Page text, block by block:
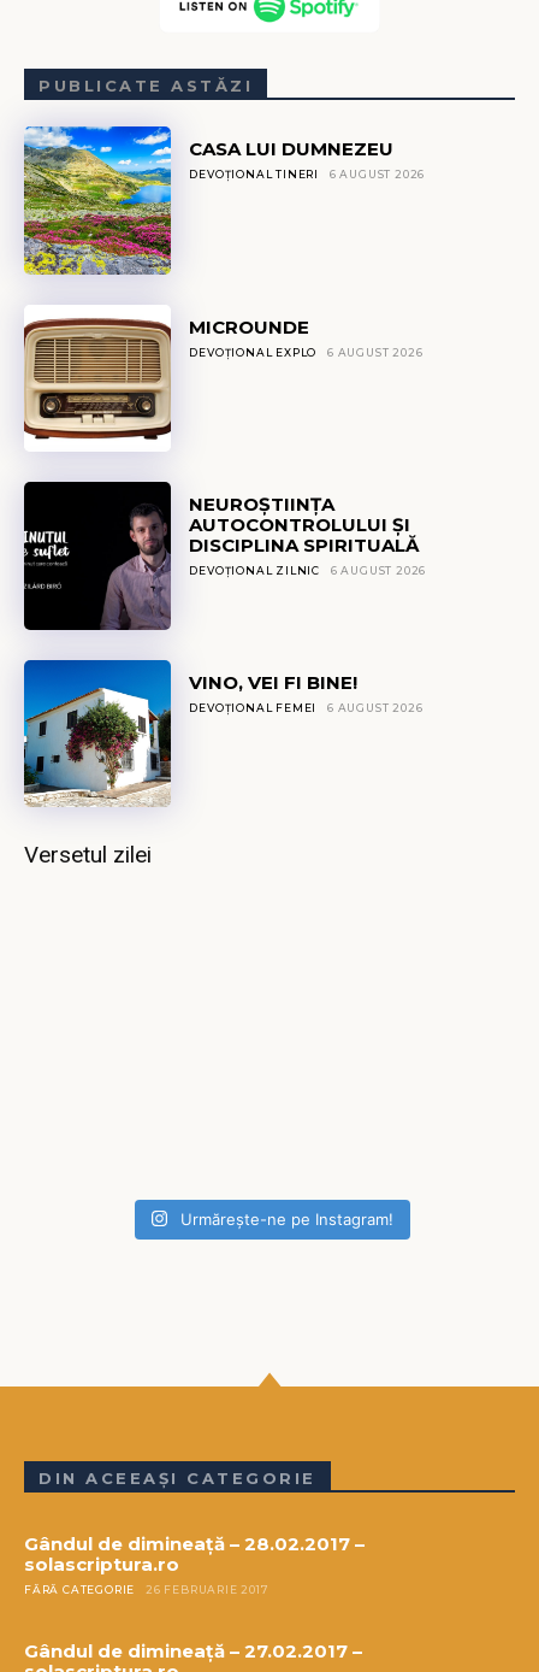
PUBLICATE ASTĂZI
CASA LUI DUMNEZEU
DEVOȚIONAL TINERI 6 AUGUST 2026
MICROUNDE
DEVOȚIONAL EXPLO 6 AUGUST 2026
NEUROȘTIINȚA
AUTOCONTROLULUI ȘI
DISCIPLINA SPIRITUALĂ
DEVOȚIONAL ZILNIC 6 AUGUST 2026
VINO, VEI FI BINE!
DEVOȚIONAL FEMEI 6 AUGUST 2026
Versetul zilei
Urmărește-ne pe Instagram!
DIN ACEEAȘI CATEGORIE
Gândul de dimineață – 28.02.2017 –
solascriptura.ro
FĂRĂ CATEGORIE 26 FEBRUARIE 2017
Gândul de dimineață – 27.02.2017 –